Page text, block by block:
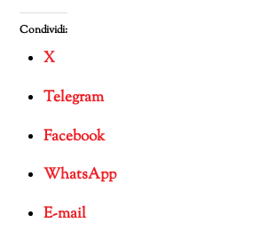
Condividi:
X
Telegram
Facebook
WhatsApp
E-mail